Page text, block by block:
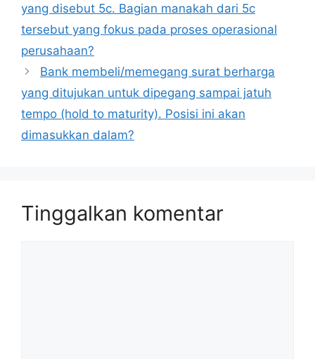
yang disebut 5c. Bagian manakah dari 5c
tersebut yang fokus pada proses operasional
perusahaan?
Bank membeli/memegang surat berharga
yang ditujukan untuk dipegang sampai jatuh
tempo (hold to maturity). Posisi ini akan
dimasukkan dalam?
Tinggalkan komentar